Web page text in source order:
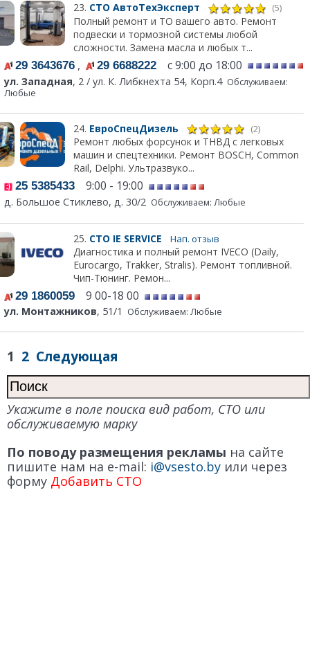
23. СТО АвтоТехЭксперт (5)
Полный ремонт и ТО вашего авто. Ремонт
подвески и тормозной системы любой
сложности. Замена масла и любых т...
29 3643676 , 29 6688222 с 9:00 до 18:00
ул. Западная, 2 / ул. К. Либкнехта 54, Корп.4 Обслуживаем:
Любые
24. ЕвроСпецДизель (2)
Ремонт любых форсунок и ТНВД с легковых
машин и спецтехники. Ремонт BOSCH, Common
Rail, Delphi. Ультразвуко...
25 5385433 9:00 - 19:00
д. Большое Стиклево, д. 30/2 Обслуживаем: Любые
25. СТО IE SERVICE Нап. отзыв
Диагностика и полный ремонт IVECO (Daily,
Eurocargo, Trakker, Stralis). Ремонт топливной.
Чип-Тюнинг. Ремон...
29 1860059 9 00-18 00
ул. Монтажников, 51/1 Обслуживаем: Любые
1 2 Следующая
Укажите в поле поиска вид работ, СТО или
обслуживаемую марку
По поводу размещения рекламы на сайте
пишите нам на e-mail: i@vsesto.by или через
форму Добавить СТО